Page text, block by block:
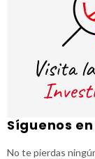
Síguenos en
No te pierdas